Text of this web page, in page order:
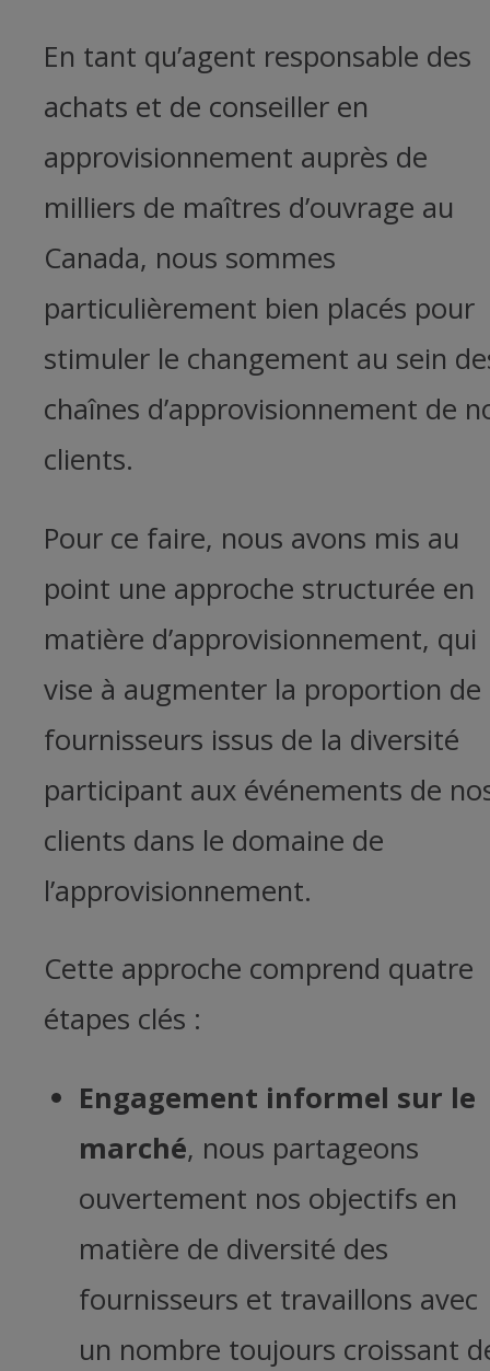
En tant qu’agent responsable des
achats et de conseiller en
approvisionnement auprès de
milliers de maîtres d’ouvrage au
Canada, nous sommes
particulièrement bien placés pour
stimuler le changement au sein
chaînes d’approvisionnement de
clients.
Pour ce faire, nous avons mis au
point une approche structurée en
matière d’approvisionnement, qui
vise à augmenter la proportion de
fournisseurs issus de la diversité
participant aux événements de
clients dans le domaine de
l’approvisionnement.
Cette approche comprend quatre
étapes clés :
Engagement informel sur le
marché, nous partageons
ouvertement nos objectifs en
matière de diversité des
fournisseurs et travaillons avec
un nombre toujours croissant